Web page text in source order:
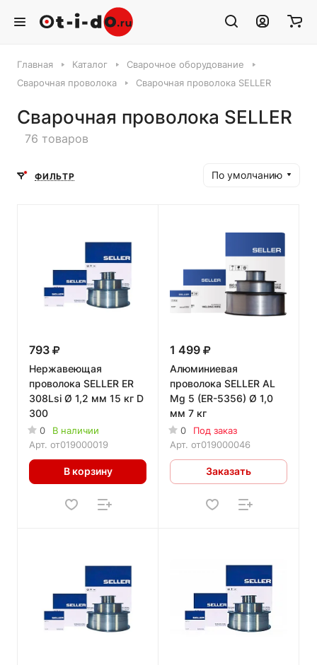
Главная Каталог
Сварочное оборудование
Сварочная проволока
Сварочная проволока SELLER
Сварочная проволока SELLER
76 товаров
ФИЛЬТР По умолчанию
793
Нержавеющая
проволока SELLER ER
308Lsi Ø 1,2 мм 15 кг D
300
0
В наличии
Арт. от019000019
В корзину
1 499
Алюминиевая
проволока SELLER AL
Mg 5 (ER-5356) Ø 1,0
мм 7 кг
0
Под заказ
Арт. от019000046
Заказать